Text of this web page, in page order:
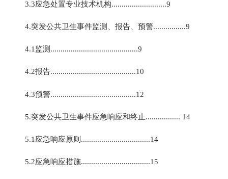
3.3应急处置专业技术机构...........................9
4.突发公共卫生事件监测、报告、预警................9
4.1监测...........................................9
4.2报告..........................................10
4.3预警..........................................12
5.突发公共卫生事件应急响应和终止................. 14
5.1应急响应原则..................................14
5.2应急响应措施..................................15